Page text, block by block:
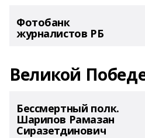
Фотобанк
журналистов РБ
Великой
Бессмертный полк.
Шарипов Рамазан
Сиразетдинович